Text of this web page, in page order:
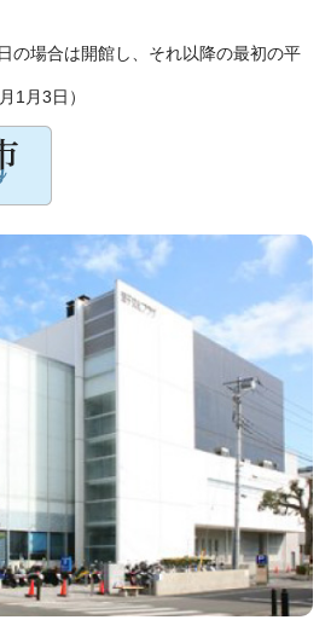
の場合は開館し、それ以降の最初の平
1月3日）